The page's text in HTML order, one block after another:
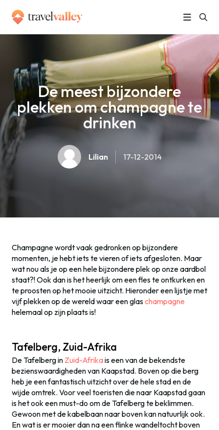
De meest bijzondere plekken om champagne te drinken
De meest bijzondere
plekken om champagne te
drinken
Lilian 17-12-2014
Champagne wordt vaak gedronken op bijzondere
momenten, je hebt iets te vieren of iets afgesloten. Maar
wat nou als je op een hele bijzondere plek op onze aardbol
staat?! Ook dan is het heerlijk om een fles te ontkurken en
te proosten op het mooie uitzicht. Hieronder een lijstje met
vijf plekken op de wereld waar een glaschampagne
helemaal op zijn plaats is!
Tafelberg, Zuid-Afrika
De Tafelberg in Zuid-Afrikais een van de bekendste
bezienswaardigheden van Kaapstad. Boven op die berg
heb je een fantastisch uitzicht over de hele stad en de
wijde omtrek. Voor veel toeristen die naar Kaapstad gaan
is het ook een must-do om de Tafelberg te beklimmen.
Gewoon met de kabelbaan naar boven kan natuurlijk ook.
En wat is er mooier dan na een flinke wandeltocht boven